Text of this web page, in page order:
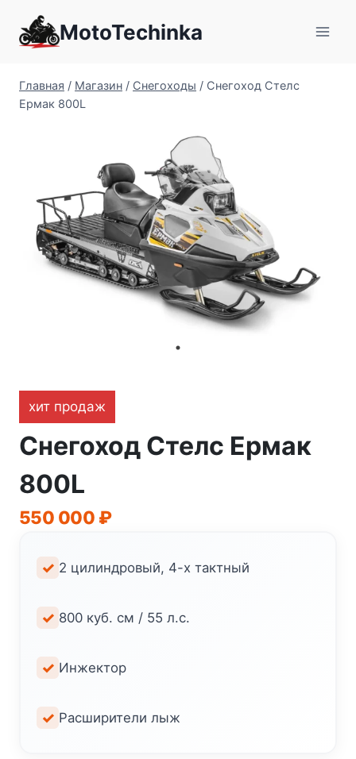
содержимому
MotoTechinka
Главная / Магазин / Снегоходы / Снегоход Стелс
Ермак 800L
хит продаж
Снегоход Стелс Ермак
800L
550 000 ₽
2 цилиндровый, 4-х тактный
800 куб. см / 55 л.с.
Инжектор
Расширители лыж